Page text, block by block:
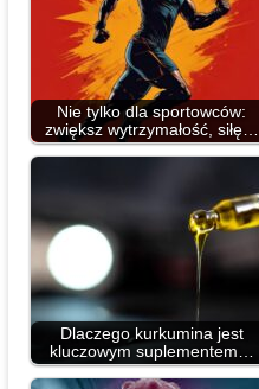
Nie tylko dla sportowców:
zwiększ wytrzymałość, siłę…
Dlaczego kurkumina jest
kluczowym suplementem…